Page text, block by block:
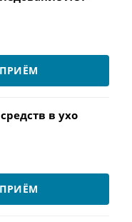
в ухо